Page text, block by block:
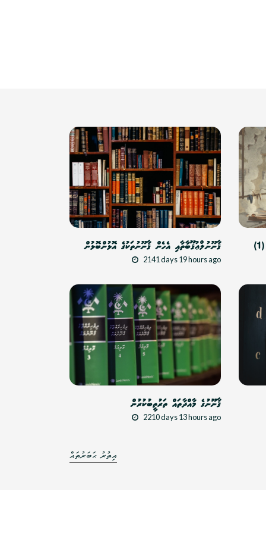
ޤާނޫނުލްޢުޤޫބާތާއި އެހެން ޤާނޫނުތަކުގެ އޮޅުންބޮޅުން
2141 days 19 hours ago
ޤާނޫނުގެ މާއްދާތައް ތަރުތީބުކުރުން
2210 days 13 hours ago
އިތުރު ޙަބަރުތައް